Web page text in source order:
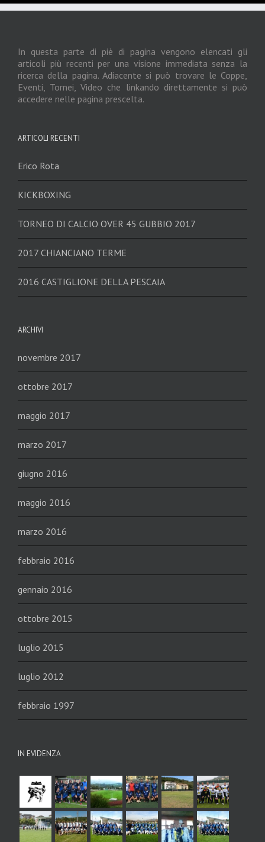
In questa parte di piè di pagina vengono elencati gli
articoli più recenti per una visione immediata senza la
ricerca della pagina. Adiacente si può trovare le Coppe,
Eventi, Tornei, Video che linkando direttamente si può
accedere nelle pagina prescelta.
ARTICOLI RECENTI
Erico Rota
KICKBOXING
TORNEO DI CALCIO OVER 45 GUBBIO 2017
2017 CHIANCIANO TERME
2016 CASTIGLIONE DELLA PESCAIA
ARCHIVI
novembre 2017
ottobre 2017
maggio 2017
marzo 2017
giugno 2016
maggio 2016
marzo 2016
febbraio 2016
gennaio 2016
ottobre 2015
luglio 2015
luglio 2012
febbraio 1997
IN EVIDENZA